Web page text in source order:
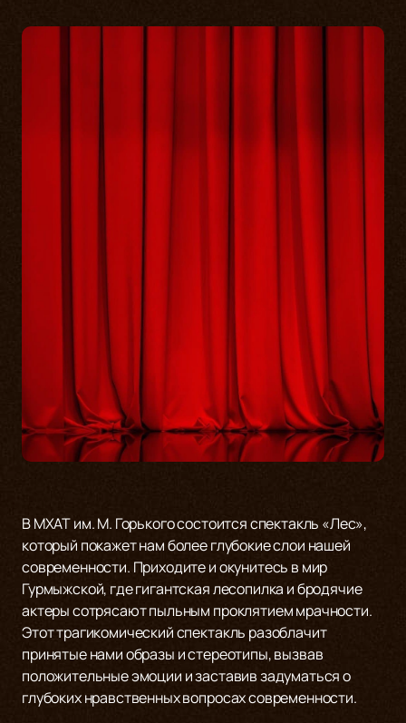
В МХАТ им. М. Горького состоится спектакль «Лес»,
который покажет нам более глубокие слои нашей
современности. Приходите и окунитесь в мир
Гурмыжской, где гигантская лесопилка и бродячие
актеры сотрясают пыльным проклятием мрачности.
Этот трагикомический спектакль разоблачит
принятые нами образы и стереотипы, вызвав
положительные эмоции и заставив задуматься о
глубоких нравственных вопросах современности.